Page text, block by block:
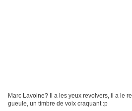
Marc Lavoine? Il a les yeux revolvers, il a le
gueule, un timbre de voix craquant :p